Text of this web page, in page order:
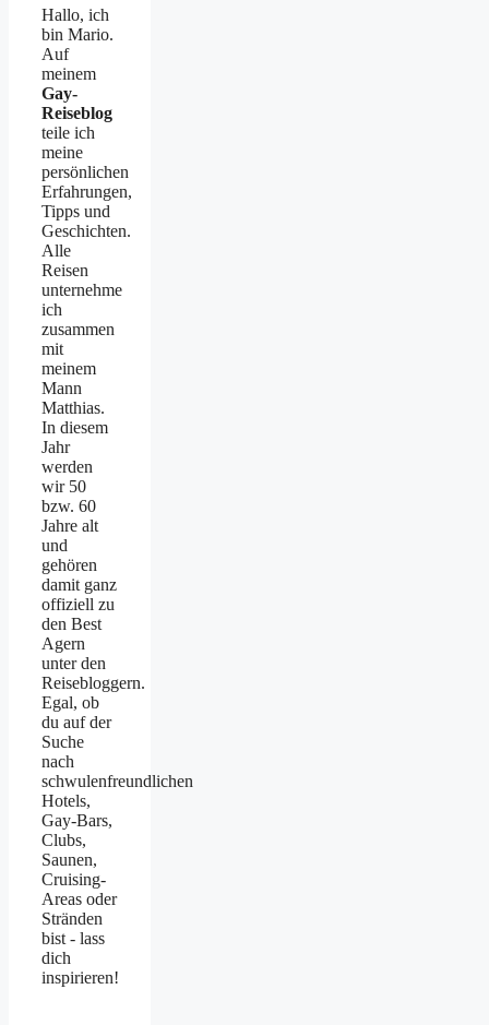
Hallo, ich
bin Mario.
Auf
meinem
Gay-
Reiseblog
teile ich
meine
persönlichen
Erfahrungen,
Tipps und
Geschichten.
Alle
Reisen
unternehme
ich
zusammen
mit
meinem
Mann
Matthias.
In diesem
Jahr
werden
wir 50
bzw. 60
Jahre alt
und
gehören
damit ganz
offiziell zu
den Best
Agern
unter den
Reisebloggern.
Egal, ob
du auf der
Suche
nach
schwulenfreundlichen
Hotels,
Gay-Bars,
Clubs,
Saunen,
Cruising-
Areas oder
Stränden
bist - lass
dich
inspirieren!